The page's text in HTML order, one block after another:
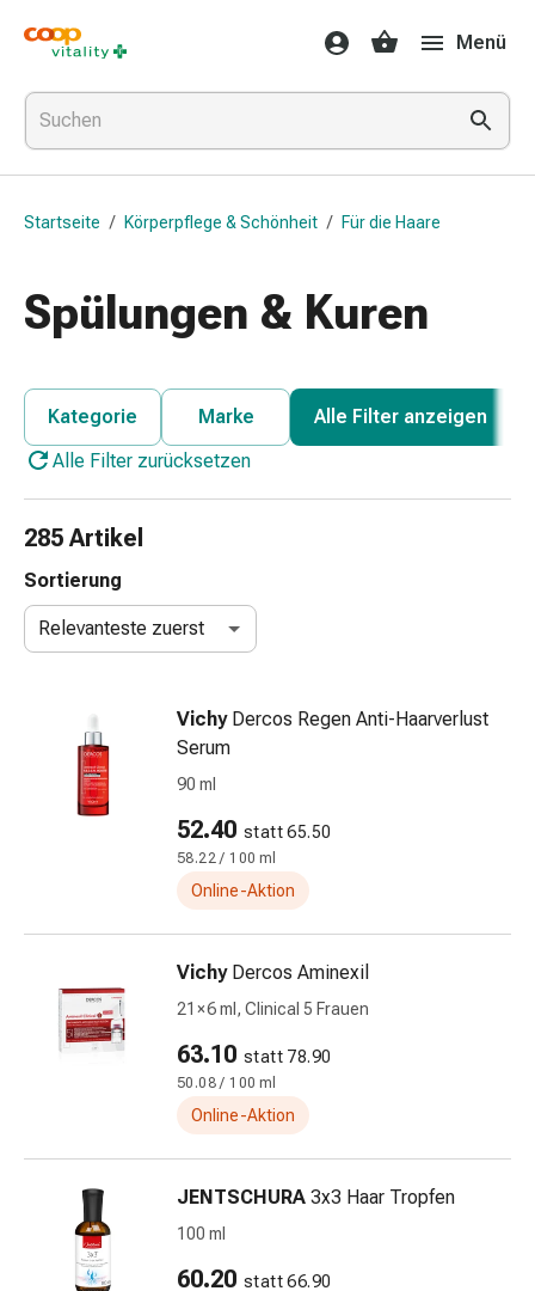
Medikamente
&
Gesundheit
Grippe
&
Erkältung
Grippe-
Medikamente
Bronchitis
Inhalationsgeräte
Schnupfen
Wund-
Elastische
Wundbinden
Kompressen
Fixationspflaster
Gazen
Kompressionsbinden
Tapes
Schlauch-
Netzverbände
Sonnenbrand
Verbandwechsel-
Menü
Startseite / Körperpflege & Schönheit / Für die Haare
Spülungen & Kuren
Kategorie Marke
Alle Filter anzeigen
Alle Filter zurücksetzen
285 Artikel
Sortierung
Relevanteste zuerst
Vichy Dercos Regen Anti-Haarverlust
Serum
90 ml
52.40 statt 65.50
58.22 / 100 ml
Online-Aktion
Vichy Dercos Aminexil
21 × 6 ml, Clinical 5 Frauen
63.10 statt 78.90
50.08 / 100 ml
Online-Aktion
JENTSCHURA 3x3 Haar Tropfen
100 ml
60.20 statt 66.90